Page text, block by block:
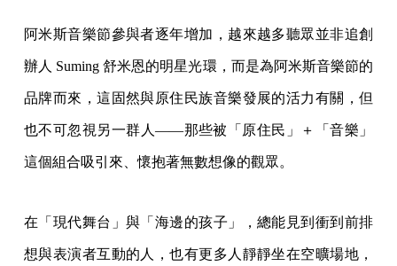
阿米斯音樂節參與者逐年增加，越來越多聽眾並非追創
辦人 Suming 舒米恩的明星光環，而是為阿米斯音樂節的
品牌而來，這固然與原住民族音樂發展的活力有關，但
也不可忽視另一群人——那些被「原住民」＋「音樂」
這個組合吸引來、懷抱著無數想像的觀眾。
在「現代舞台」與「海邊的孩子」，總能見到衝到前排
想與表演者互動的人，也有更多人靜靜坐在空曠場地，